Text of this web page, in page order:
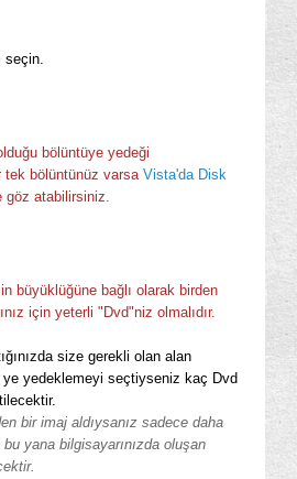
seçin.
bölüntüye yedeği
tek bölüntünüz varsa Vista'da Disk
göz atabilirsiniz.
büyüklüğüne bağlı olarak birden
için yeterli "Dvd"niz olmalıdır.
size gerekli olan alan
ye yedeklemeyi seçtiyseniz kaç Dvd
bir imaj aldıysanız sadece daha
bu yana bilgisayarınızda oluşan